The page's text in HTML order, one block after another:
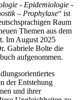
- Epidemiologie -
– Prophylaxe“ ist
Raum
Themen aus dem
Im August 2025
Gabriele Bolte die
aufgenommen.
der Entstehung
und ihrer